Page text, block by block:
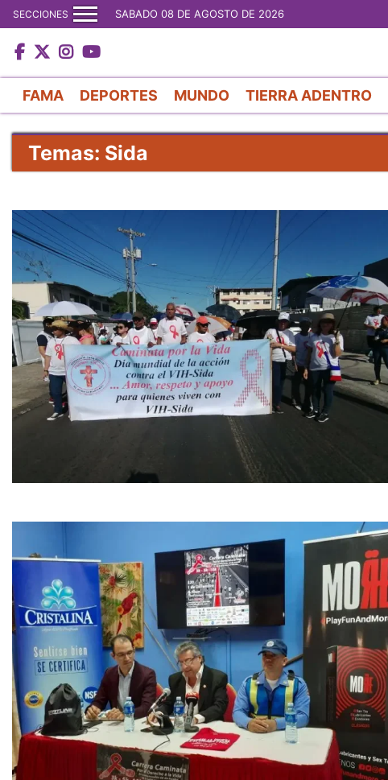
SECCIONES SABADO 08 DE AGOSTO DE 2026
FAMA DEPORTES MUNDO TIERRA ADENTRO
Temas: Sida